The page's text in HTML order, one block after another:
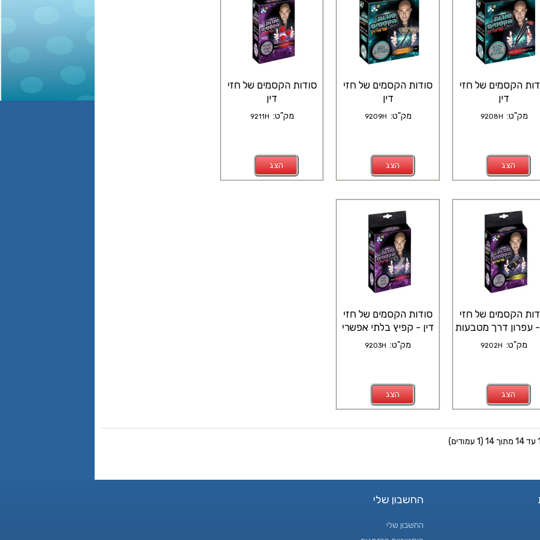
הקסמים של חזי
דין
מק"ט: 9208H
הצג
סודות הקסמים של חזי
דין
מק"ט: 9209H
הצג
סודות הקסמים של חזי
דין
מק"ט: 9211H
הצג
הקסמים של חזי
- עפרון דרך מטבעות
מק"ט: 9202H
הצג
סודות הקסמים של חזי
דין - קפיץ בלתי אפשרי
מק"ט: 9203H
הצג
החשבון שלי
החשבון שלי